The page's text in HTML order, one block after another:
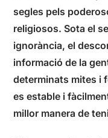
segles pels
religiosos. Sota el
ignorància, el
informació de la
determinats mites i
es estable i
millor manera de